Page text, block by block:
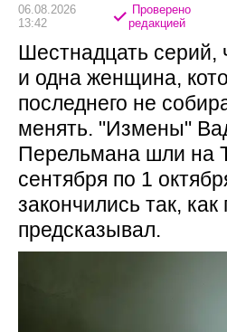
06.08.2026
13:42
Проверено
редакцией
Шестнадцать серий,
и одна женщина,
последнего не
менять. "Измены"
Перельмана шли на
сентября по 1
закончились так, как
предсказывал.